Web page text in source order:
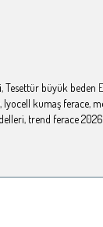
,Tesettür büyük beden
, lyocell kumaş ferace,
, trend ferace 2026